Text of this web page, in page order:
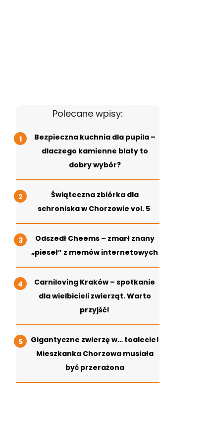
Polecane wpisy:
Bezpieczna kuchnia dla pupila –
dlaczego kamienne blaty to
dobry wybór?
Świąteczna zbiórka dla
schroniska w Chorzowie vol. 5
Odszedł Cheems – zmarł znany
„pieseł” z memów internetowych
Carniloving Kraków – spotkanie
dla wielbicieli zwierząt. Warto
przyjść!
Gigantyczne zwierzę w… toalecie!
Mieszkanka Chorzowa musiała
być przerażona